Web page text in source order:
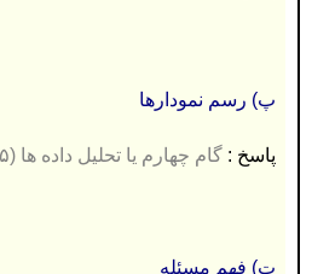
پ) رسم نمودارها
پاسخ : گام چهارم یا تحلیل داده ها (۰۲۵)
ت) فهم مسئله